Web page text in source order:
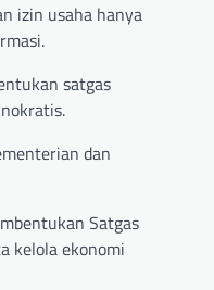
izin usaha hanya
satgas
dan
Satgas
kelola ekonomi